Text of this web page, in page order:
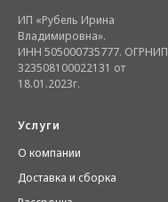
ИП «Рубель Ирина
Владимировна».
ИНН 505000735777. ОГРНИП
323508100022131 от
18.01.2023г.
Услуги
О компании
Доставка и сборка